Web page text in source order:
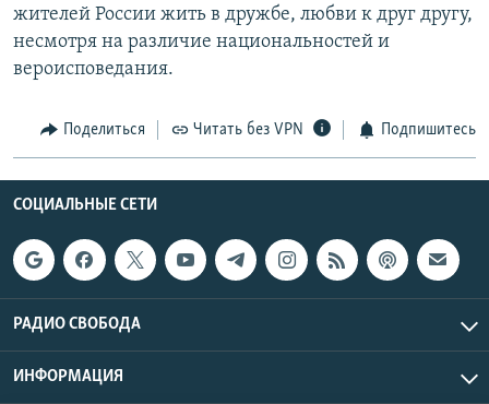
жителей России жить в дружбе, любви к друг другу,
несмотря на различие национальностей и
вероисповедания.
Поделиться Читать без VPN Подпишитесь
СОЦИАЛЬНЫЕ СЕТИ
РАДИО СВОБОДА
ИНФОРМАЦИЯ